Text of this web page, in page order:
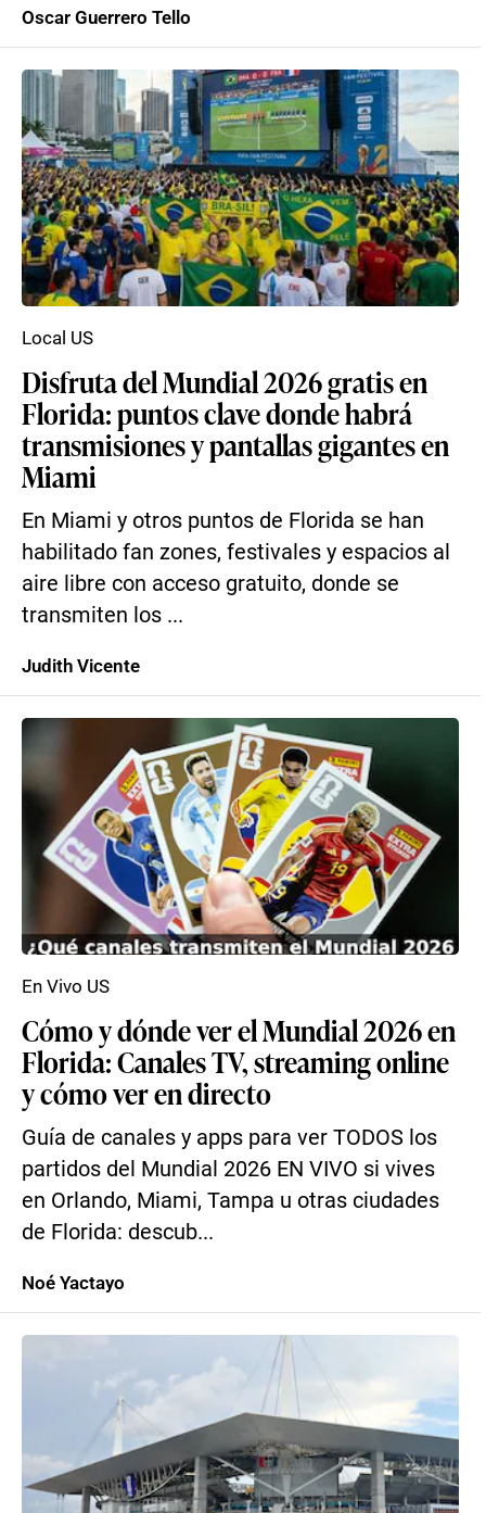
Oscar Guerrero Tello
Disfruta del Mundial 2026 gratis en
Florida: puntos clave donde habrá
transmisiones y pantallas gigantes en
Miami
En Miami y otros puntos de Florida se han
habilitado fan zones, festivales y espacios al
aire libre con acceso gratuito, donde se
transmiten los ...
Local US
Judith Vicente
Cómo y dónde ver el Mundial 2026 en
Florida: Canales TV, streaming online
y cómo ver en directo
Guía de canales y apps para ver TODOS los
partidos del Mundial 2026 EN VIVO si vives
en Orlando, Miami, Tampa u otras ciudades
de Florida: descub...
En Vivo US
Noé Yactayo